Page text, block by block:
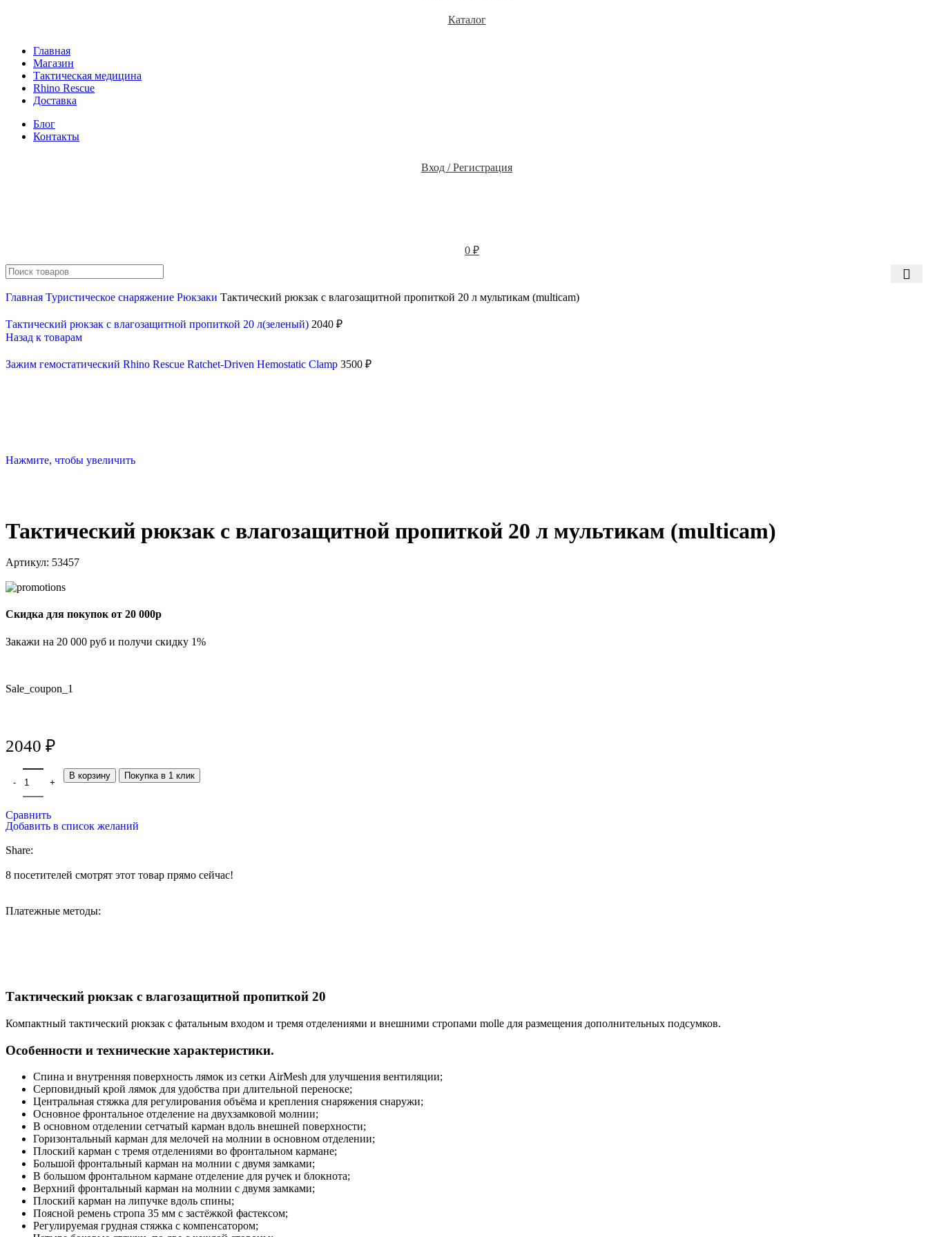
Каталог
Главная
Магазин
Тактическая медицина
Rhino Rescue
Доставка
Блог
Контакты
Вход / Регистрация
0 ₽
Главная Туристическое снаряжение Рюкзаки Тактический рюкзак с влагозащитной пропиткой 20 л мультикам (multicam)
Тактический рюкзак с влагозащитной пропиткой 20 л(зеленый) 2040 ₽
Назад к товарам
Зажим гемостатический Rhino Rescue Ratchet-Driven Hemostatic Clamp 3500 ₽
Нажмите, чтобы увеличить
Тактический рюкзак с влагозащитной пропиткой 20 л мультикам (multicam)
Артикул: 53457
Скидка для покупок от 20 000р
Закажи на 20 000 руб и получи скидку 1%
Sale_coupon_1
2040 ₽
В корзину Покупка в 1 клик
Сравнить
Добавить в список желаний
Share:
8 посетителей смотрят этот товар прямо сейчас!
Платежные методы:
Тактический рюкзак с влагозащитной пропиткой 20
Компактный тактический рюкзак с фатальным входом и тремя отделениями и внешними стропами molle для размещения дополнительных подсумков.
Особенности и технические характеристики.
Спина и внутренняя поверхность лямок из сетки AirMesh для улучшения вентиляции;
Серповидный крой лямок для удобства при длительной переноске;
Центральная стяжка для регулирования объёма и крепления снаряжения снаружи;
Основное фронтальное отделение на двухзамковой молнии;
В основном отделении сетчатый карман вдоль внешней поверхности;
Горизонтальный карман для мелочей на молнии в основном отделении;
Плоский карман с тремя отделениями во фронтальном кармане;
Большой фронтальный карман на молнии с двумя замками;
В большом фронтальном кармане отделение для ручек и блокнота;
Верхний фронтальный карман на молнии с двумя замками;
Плоский карман на липучке вдоль спины;
Поясной ремень стропа 35 мм с застёжкой фастексом;
Регулируемая грудная стяжка с компенсатором;